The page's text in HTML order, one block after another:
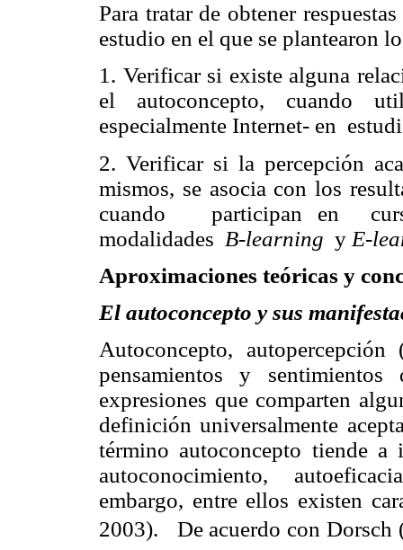
Para tratar de obtener
estudio en el que se plantearon
1. Verificar si existe alguna
el autoconcepto, cuando
especialmente Internet- en
2. Verificar si la percepción
mismos, se asocia con los
cuando
participan en
modalidades B-learning y E-
Aproximaciones teóricas y
El autoconcepto y sus
Autoconcepto,
pensamientos y
expresiones que comparten
definición universalmente
término autoconcepto tiende a
autoconocimiento,
embargo, entre ellos existen
2003).
De acuerdo con Dorsch